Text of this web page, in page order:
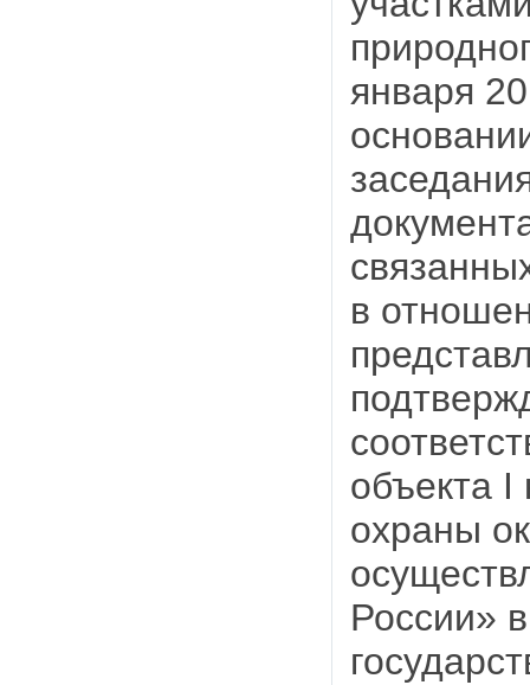
января
в
объекта I
охраны
России»